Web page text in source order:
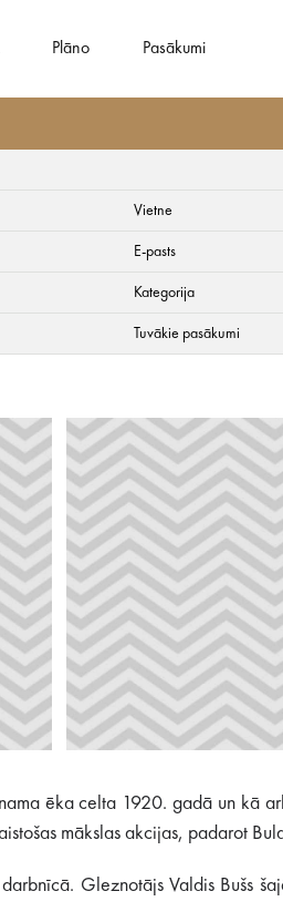
Plāno Pasākumi
Vietne
E-pasts
Kategorija
Tuvākie pasākumi
ēka celta 1920. gadā un kā
mākslas akcijas, padarot
Gleznotājs Valdis Bušs